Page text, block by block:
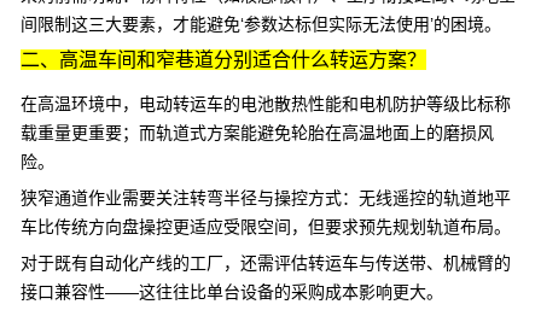
间限制这三大要素，才能避免‘参数达标但实际无法使用’的困境。
二、高温车间和窄巷道分别适合什么转运方案？
在高温环境中， 电动转运车的电池散热性能和电机防护等级比标称
载重量更重要；而轨道式方案能避免轮胎在高温地面上的磨损风
险。
狭窄通道作业需要关注转弯半径与操控方式：无线遥控的轨道地平
车比传统方向盘操控更适应受限空间，但要求预先规划轨道布局。
对于既有自动化产线的工厂，还需评估转运车与传送带、机械臂的
接口兼容性——这往往比单台设备的采购成本影响更大。